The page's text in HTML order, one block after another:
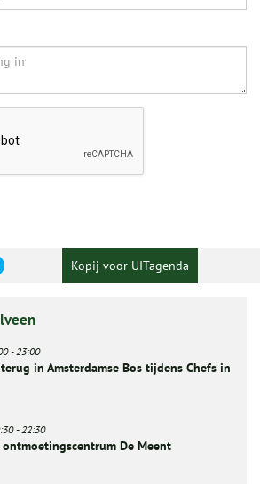
Kopij voor UITagenda
-23:00
in Amsterdamse Bos tijdens Chefs in
-22:30
De Meent